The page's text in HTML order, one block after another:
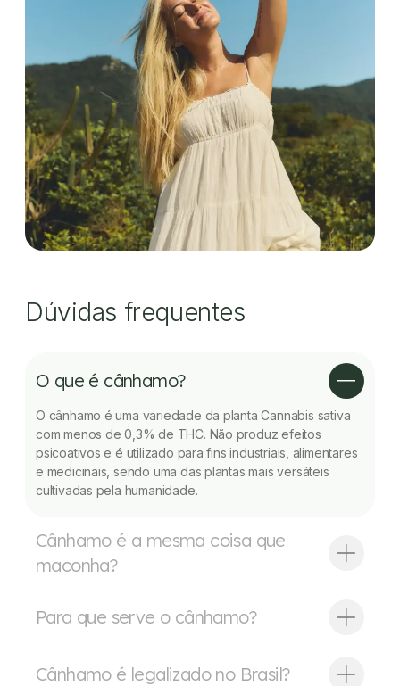
Dúvidas frequentes
O que é cânhamo?
O cânhamo é uma variedade da planta Cannabis sativa
com menos de 0,3% de THC. Não produz efeitos
psicoativos e é utilizado para fins industriais, alimentares
e medicinais, sendo uma das plantas mais versáteis
cultivadas pela humanidade.
Cânhamo é a mesma coisa que
maconha?
Para que serve o cânhamo?
Cânhamo é legalizado no Brasil?